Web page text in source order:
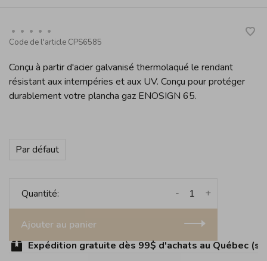
• • • • •
Code de l'article CPS6585
Conçu à partir d'acier galvanisé thermolaqué le rendant
résistant aux intempéries et aux UV. Conçu pour protéger
durablement votre plancha gaz ENOSIGN 65.
Par défaut
Quantité: +
-
Ajouter au panier
Expédition gratuite dès 99$ d'achats au Québec